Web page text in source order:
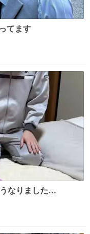
てます
なりました…